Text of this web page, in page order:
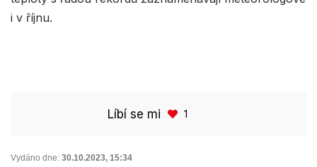
i v říjnu.
Líbí se mi 1
Vydáno dne: 30.10.2023, 15:34